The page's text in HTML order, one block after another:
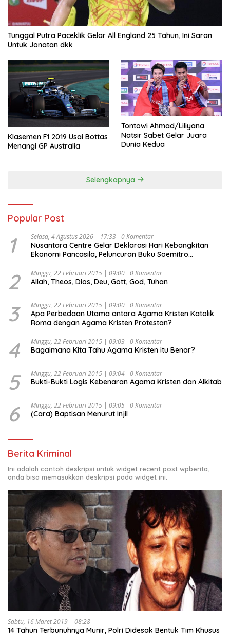
Tunggal Putra Paceklik Gelar All England 25 Tahun, Ini Saran
Untuk Jonatan dkk
Klasemen F1 2019 Usai Bottas
Menangi GP Australia
Tontowi Ahmad/Liliyana
Natsir Sabet Gelar Juara
Dunia Kedua
Selengkapnya
Popular Post
1 Selasa, 4 Agustus 2026 | 17:33 0 Komentar
Nusantara Centre Gelar Deklarasi Hari Kebangkitan
Ekonomi Pancasila, Peluncuran Buku Soemitro
Ekonomi Politik Indonesia) & Simposium Nasional
“Urgensi Undang-Undang Perekonomian Nasional dan
Indonesia Emas 2045”,
2 Minggu, 22 Februari 2015 | 09:00 0 Komentar
Allah, Theos, Dios, Deu, Gott, God, Tuhan
3 Minggu, 22 Februari 2015 | 09:00 0 Komentar
Apa Perbedaan Utama antara Agama Kristen Katolik
Roma dengan Agama Kristen Protestan?
4 Minggu, 22 Februari 2015 | 09:03 0 Komentar
Bagaimana Kita Tahu Agama Kristen itu Benar?
5 Minggu, 22 Februari 2015 | 09:04 0 Komentar
Bukti-Bukti Logis Kebenaran Agama Kristen dan Alkitab
6 Minggu, 22 Februari 2015 | 09:05 0 Komentar
(Cara) Baptisan Menurut Injil
Berita Kriminal
Ini adalah contoh deskripsi untuk widget recent post wpberita,
anda bisa memasukkan deskripsi pada widget ini.
Sabtu, 16 Maret 2019 | 08:28
14 Tahun Terbunuhnya Munir, Polri Didesak Bentuk Tim Khusus